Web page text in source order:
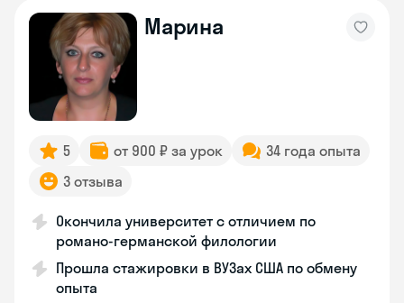
Марина
5 от 900 ₽ за урок
34 года опыта
3 отзыва
Окончила университет с отличием по
романо-германской филологии
Прошла стажировки в ВУЗах США по обмену
опыта